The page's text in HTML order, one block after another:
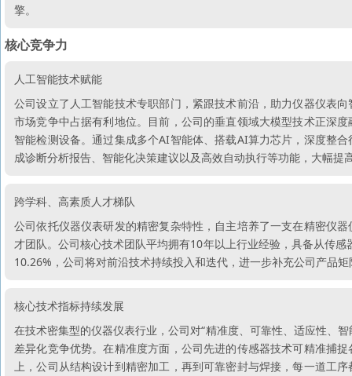
擎。
核心竞争力
人工智能技术赋能
公司设立了人工智能技术专职部门，紧跟技术前沿，助力仪器仪表
市场竞争中占据有利地位。目前，公司的垂直领域大模型技术正深
智能检测设备。通过集成多个AI智能体、搭载AI算力芯片，深度整
成诊断分析报告、智能化决策建议以及高效自动执行等功能，大幅
跨学科、高素质人才梯队
公司依托仪器仪表研发的精密复杂特性，自主培养了一支在精密仪
才团队。公司核心技术团队平均拥有10年以上行业经验，具备从传
10.26%，公司将对前沿技术持续投入和迭代，进一步补充公司产品矩
核心技术指标持续发展
在技术密集型的仪器仪表行业，公司对“精准度、可靠性、适应性、
差异化竞争优势。在精准度方面，公司先进的传感器技术可精准捕
上，公司从结构设计到精密加工，再到可靠密封与焊接，每一道工